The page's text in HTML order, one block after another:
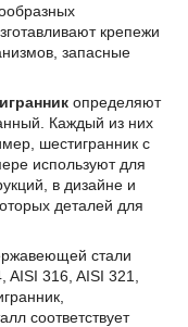
крепежи
запасные
определяют
Каждый из них
шестигранник с
используют для
в дизайне и
деталей для
стали
316, AISI 321,
соответствует